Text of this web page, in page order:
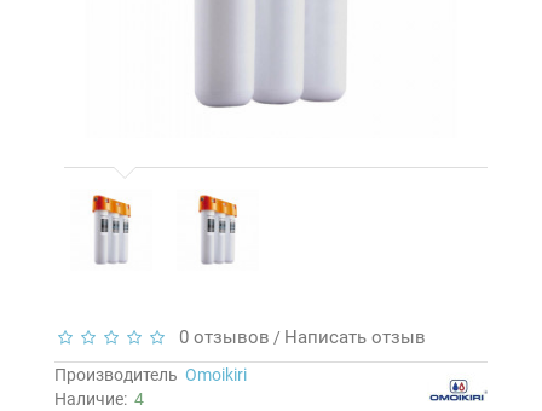
0 отзывов / Написать отзыв
Производитель Omoikiri
Наличие: 4